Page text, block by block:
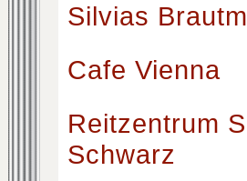
Silvias
Cafe Vienna
Reitzentrum
Schwarz